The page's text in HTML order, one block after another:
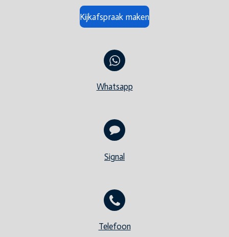
Kijkafspraak maken
Whatsapp
Signal
Telefoon